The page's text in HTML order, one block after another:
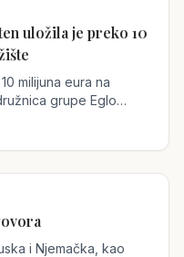
uložila je preko 10
milijuna eura na
grupe Eglo
i Njemačka, kao